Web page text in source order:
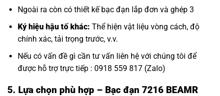
Ngoài ra còn có thiết kế bạc đạn lắp đơn và ghép 3
Ký hiệu hậu tố khác: Thể hiện vật liệu vòng cách, độ
chính xác, tải trọng trước, v.v.
Nếu có vấn đề gì cần tư vấn liên hệ với chúng tôi để
được hỗ trợ trực tiếp : 0918 559 817 (Zalo)
5. Lựa chọn phù hợp – Bạc đạn 7216 BEAMR